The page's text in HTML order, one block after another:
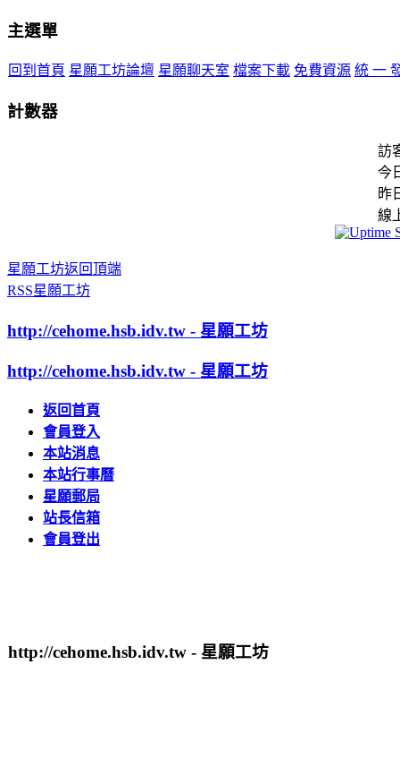
主選單
回到首頁 星願工坊論壇 星願聊天室 檔案下載 免費資源 統 一
計數器
訪
今
昨
線
星願工坊返回頂端
RSS星願工坊
http://cehome.hsb.idv.tw - 星願工坊
http://cehome.hsb.idv.tw - 星願工坊
返回首頁
會員登入
本站消息
本站行事曆
星願郵局
站長信箱
會員登出
http://cehome.hsb.idv.tw - 星願工坊